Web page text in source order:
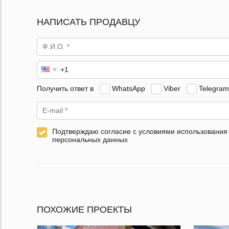
НАПИСАТЬ ПРОДАВЦУ
Получить ответ в WhatsApp Viber Telegram
Подтверждаю согласие с условиями использования
персональных данных
ПОХОЖИЕ ПРОЕКТЫ